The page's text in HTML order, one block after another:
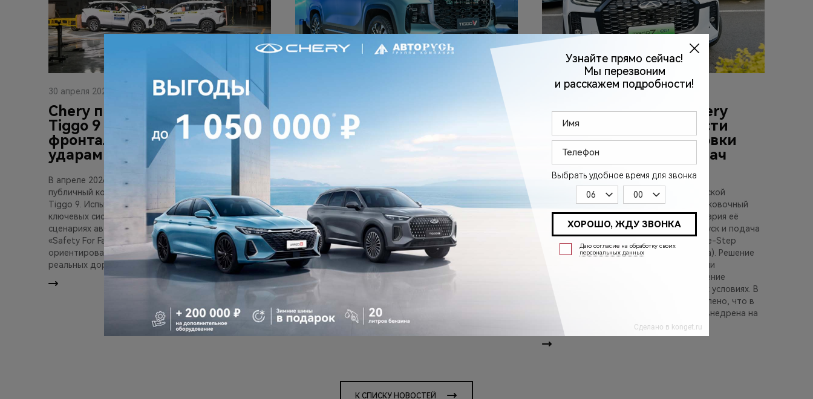
30 апреля 2026
Chery провела краш-тест
Tiggo 9 с одновременными
фронтальным и задним
ударами
В апреле 2026 года компания Chery провела
публичный комплексный краш-тест кроссовера
Tiggo 9. Испытание подтверждает эффективность
ключевых систем безопасности модели в сложных
сценариях аварий и отражает подход бренда
«Safety For Family» («Безопасность для семьи»),
ориентированный на защиту пассажиров в
реальных дорожных условиях.
Chery представила новый
Tiggo V на Пекинском
международном автосалоне
многофункциональный кроссовер Tiggo V, а также
объявила о глобальной стратегии развития «For
Family» («Для семьи») до 2030г.
27 апреля 2026
Мировая премьера Chery
VPD: новые возможности
автоматической парковки
для повседневных задач
Компания Chery представила новую
интеллектуальную систему автоматической
парковки VPD (Valet Parking Driver – парковочный
ассистент), а также два ключевых сценария её
применения – «One-Tap Departure» (запуск и подача
автомобиля по одному нажатию) и «One-Step
Homecoming» (автоматическая парковка). Решение
ориентировано на повседневные задачи
пользователей и направлено на упрощение
использования автомобиля в городских условиях. В
рамках мероприятия также было объявлено, что в
2026 году технология Chery VPD будет внедрена на
серийных моделях Tiggo 7 и Tiggo 8.
К СПИСКУ НОВОСТЕЙ